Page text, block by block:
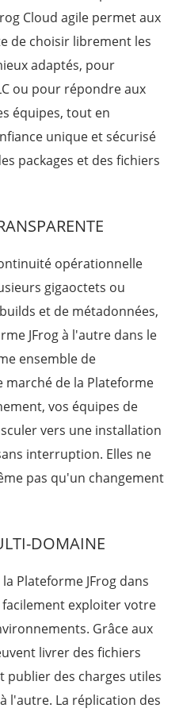
Cloud agile permet aux
de choisir librement les
adaptés, pour
ou pour répondre aux
équipes, tout en
unique et sécurisé
packages et des fichiers
opérationnelle
gigaoctets ou
et de métadonnées,
JFrog à l'autre dans le
ensemble de
de la Plateforme
vos équipes de
vers une installation
interruption. Elles ne
pas qu'un changement
DOMAINE
Plateforme JFrog dans
facilement exploiter votre
Grâce aux
livrer des fichiers
publier des charges utiles
l'autre. La réplication des